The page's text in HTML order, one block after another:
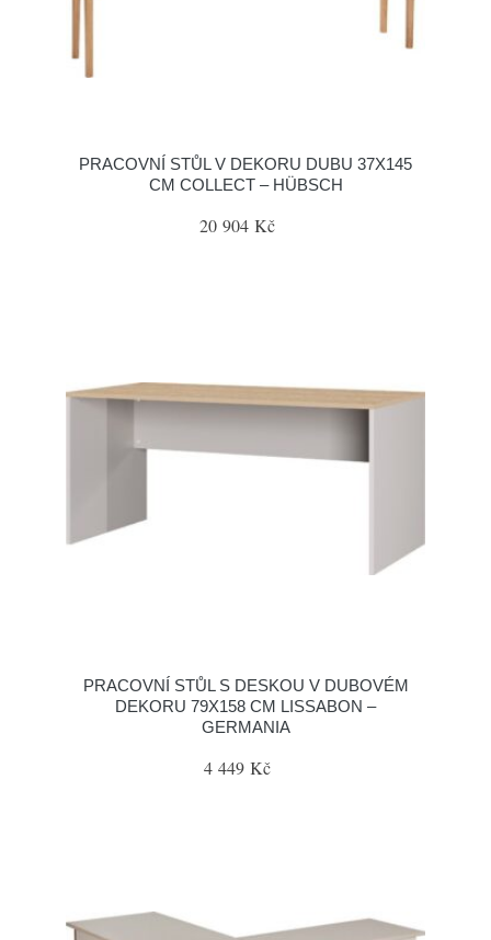
PRACOVNÍ STŮL V DEKORU DUBU 37X145
CM COLLECT – HÜBSCH
20 904 Kč
PRACOVNÍ STŮL S DESKOU V DUBOVÉM
DEKORU 79X158 CM LISSABON –
GERMANIA
4 449 Kč